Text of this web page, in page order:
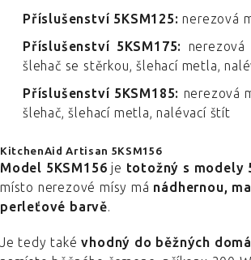
Příslušenství 5KSM125: nerezová
Příslušenství 5KSM175:
šlehač se stěrkou, šlehací metla,
Příslušenství 5KSM185: nerezová
šlehač, šlehací metla, nalévací štít
KitchenAid Artisan 5KSM156
Model 5KSM156je totožný s modely
místo nerezové mísy má nádhernou,
perleťové barvě.
Je tedy takévhodný do běžných